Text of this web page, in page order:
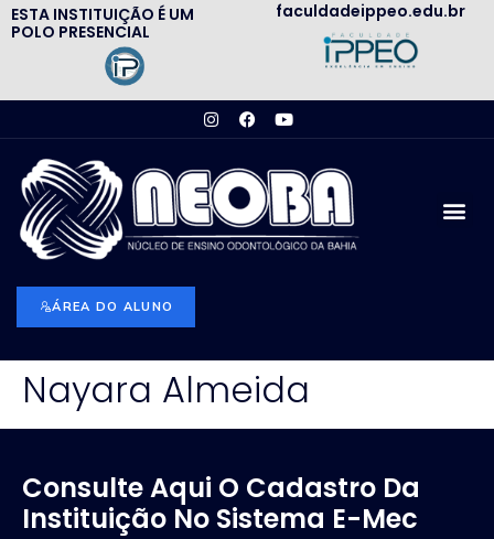
ESTA INSTITUIÇÃO É UM
POLO PRESENCIAL
faculdadeippeo.edu.br
ÁREA DO ALUNO
Nayara Almeida
Consulte Aqui O Cadastro Da
Instituição No Sistema E-Mec